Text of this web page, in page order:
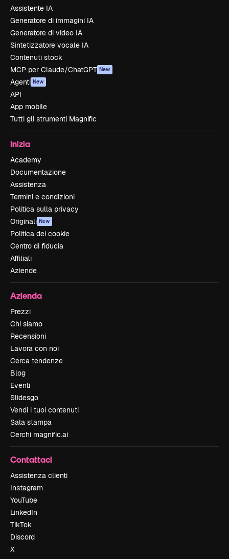
Assistente IA
Generatore di immagini IA
Generatore di video IA
Sintetizzatore vocale IA
Contenuti stock
MCP per Claude/ChatGPT New
Agenti New
API
App mobile
Tutti gli strumenti Magnific
Inizia
Academy
Documentazione
Assistenza
Termini e condizioni
Politica sulla privacy
Originali New
Politica dei cookie
Centro di fiducia
Affiliati
Aziende
Azienda
Prezzi
Chi siamo
Recensioni
Lavora con noi
Cerca tendenze
Blog
Eventi
Slidesgo
Vendi i tuoi contenuti
Sala stampa
Cerchi magnific.ai
Contattaci
Assistenza clienti
Instagram
YouTube
LinkedIn
TikTok
Discord
X